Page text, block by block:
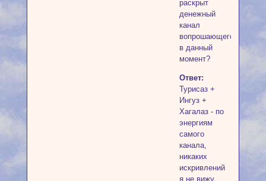
раскрыт
денежный
канал
вопрошающего
в данный
момент?
Ответ:
Турисаз +
Ингуз +
Хагалаз - по
энергиям
самого
канала,
никаких
искривлений
я не вижу,